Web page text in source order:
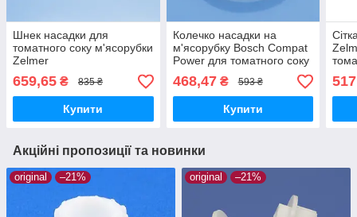
Шнек насадки для
томатного соку м'ясорубки
Zelmer
659,65 ₴ 835 ₴
Купити
Колечко насадки на
м'ясорубку Bosch Compat
Power для томатного соку
468,47₴ 593 ₴
Купити
Акційні пропозиції та новинки
original –21% original –21%